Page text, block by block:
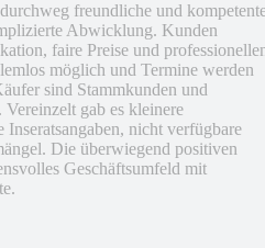
freundliche und
Abwicklung. Kunden
faire Preise und
möglich und Termine werden
sind Stammkunden und
gab es kleinere
nicht verfügbare
Die überwiegend positiven
Geschäftsumfeld mit